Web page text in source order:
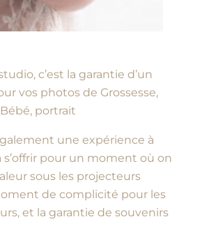
c’est la garantie d’un
vos photos de Grossesse,
portrait
une expérience à
s’offrir pour un moment où on
sous les projecteurs
de complicité pour les
et la garantie de souvenirs